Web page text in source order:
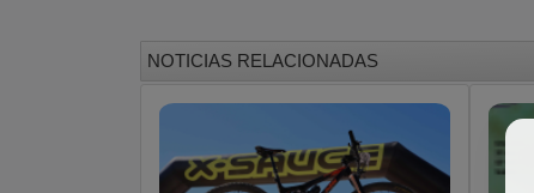
NOTICIAS RELACIONADAS